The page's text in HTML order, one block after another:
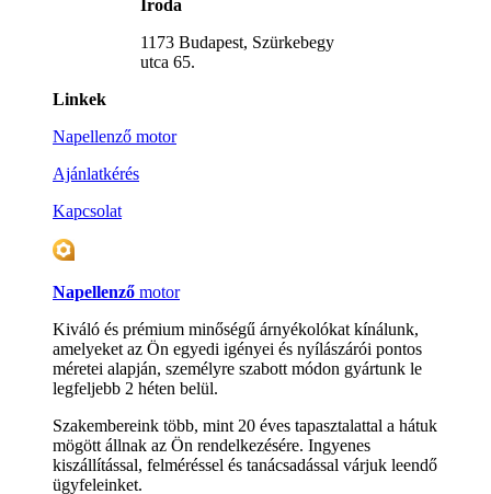
Iroda
1173 Budapest, Szürkebegy
utca 65.
Linkek
Napellenző motor
Ajánlatkérés
Kapcsolat
Napellenző motor
Kiváló és prémium minőségű árnyékolókat kínálunk,
amelyeket az Ön egyedi igényei és nyílászárói pontos
méretei alapján, személyre szabott módon gyártunk le
legfeljebb 2 héten belül.
Szakembereink több, mint 20 éves tapasztalattal a hátuk
mögött állnak az Ön rendelkezésére. Ingyenes
kiszállítással, felméréssel és tanácsadással várjuk leendő
ügyfeleinket.